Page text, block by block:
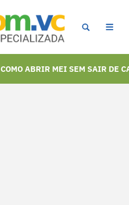
COMO ABRIR MEI SEM SAIR DE